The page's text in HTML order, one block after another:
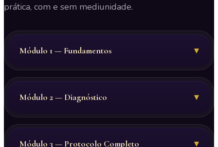
prática, com e sem mediunidade.
Módulo 1 — Fundamentos ▾
Módulo 2 — Diagnóstico ▾
Módulo 3 — Protocolo Completo ▾